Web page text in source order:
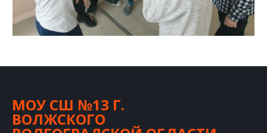
МОУ СШ №13 Г.
ВОЛЖСКОГО